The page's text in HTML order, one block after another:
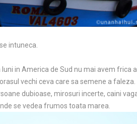
intuneca.
in America de Sud nu mai avem frica
vechi ceva care sa semene a faleza.
dubioase, mirosuri incerte, caini
se vedea frumos toata marea.